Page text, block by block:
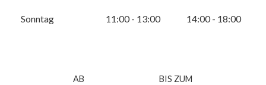
Sonntag 11:00 - 13:00 14:00 - 18:00
AB BIS ZUM